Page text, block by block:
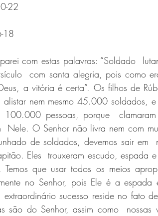
22
18
com estas palavras: “Soldado
com santa alegria, pois como
a vitória é certa”. Os filhos de
alistar nem mesmo 45.000 soldados,
100.000 pessoas, porque
Nele. O Senhor não livra nem com
de soldados, devemos sair em
Eles  trouxeram escudo, espada
Temos que usar todos os meios
no Senhor, pois Ele é a
sucesso reside no fato
são do Senhor, assim como  nossas